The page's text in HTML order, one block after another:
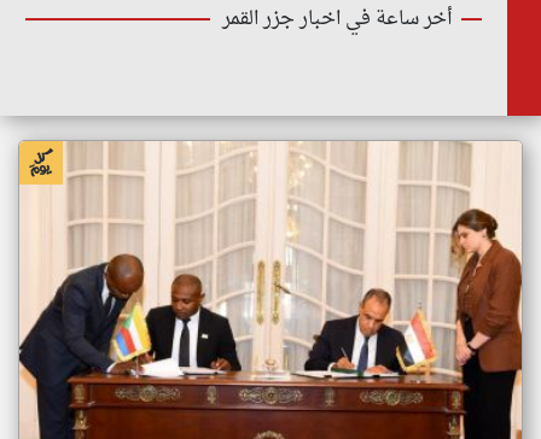
أخر ساعة في اخبار جزر القمر